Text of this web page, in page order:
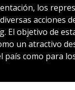
los
acciones
El objetivo de
un atractivo
país como para